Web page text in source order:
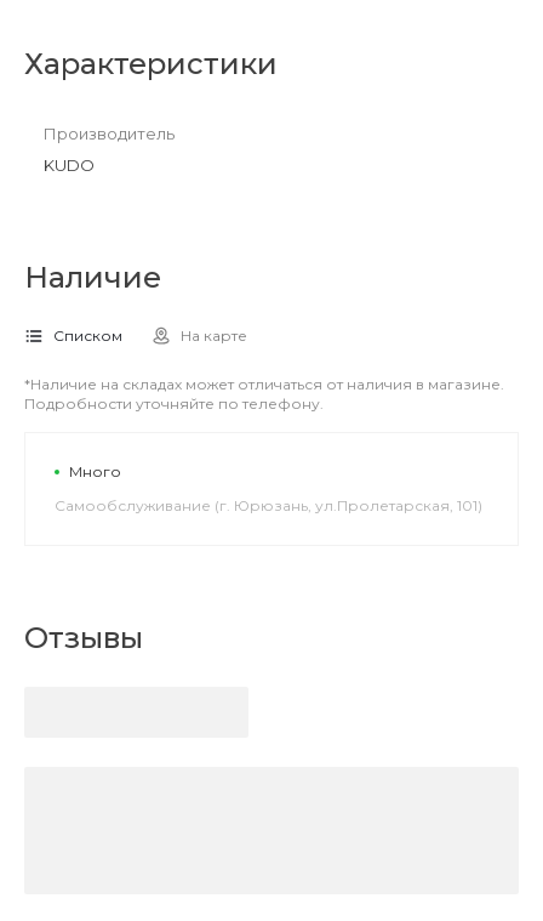
Характеристики
Производитель
KUDO
Наличие
Списком На карте
*Наличие на складах может отличаться от наличия в магазине.
Подробности уточняйте по телефону.
Много
Самообслуживание (г. Юрюзань, ул.Пролетарская, 101)
Отзывы